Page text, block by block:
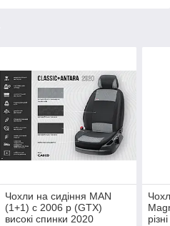
Чохли на сидіння MAN
(1+1) c 2006 р (GTX)
високі спинки 2020